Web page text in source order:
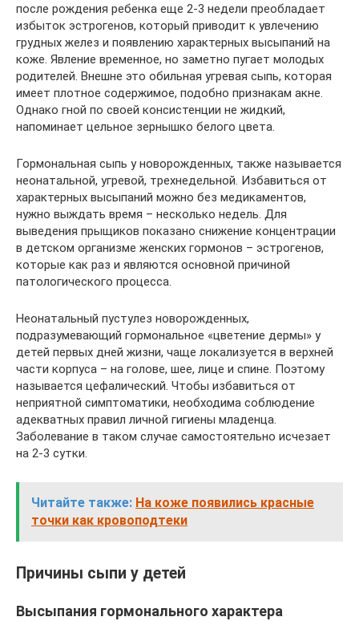
после рождения ребенка еще 2-3 недели преобладает
избыток эстрогенов, который приводит к увлечению
грудных желез и появлению характерных высыпаний на
коже. Явление временное, но заметно пугает молодых
родителей. Внешне это обильная угревая сыпь, которая
имеет плотное содержимое, подобно признакам акне.
Однако гной по своей консистенции не жидкий,
напоминает цельное зернышко белого цвета.
Гормональная сыпь у новорожденных, также называется
неонатальной, угревой, трехнедельной. Избавиться от
характерных высыпаний можно без медикаментов,
нужно выждать время – несколько недель. Для
выведения прыщиков показано снижение концентрации
в детском организме женских гормонов – эстрогенов,
которые как раз и являются основной причиной
патологического процесса.
Неонатальный пустулез новорожденных,
подразумевающий гормональное «цветение дермы» у
детей первых дней жизни, чаще локализуется в верхней
части корпуса – на голове, шее, лице и спине. Поэтому
называется цефалический. Чтобы избавиться от
неприятной симптоматики, необходима соблюдение
адекватных правил личной гигиены младенца.
Заболевание в таком случае самостоятельно исчезает
на 2-3 сутки.
Читайте также: На коже появились красные
точки как кровоподтеки
Причины сыпи у детей
Высыпания гормонального характера